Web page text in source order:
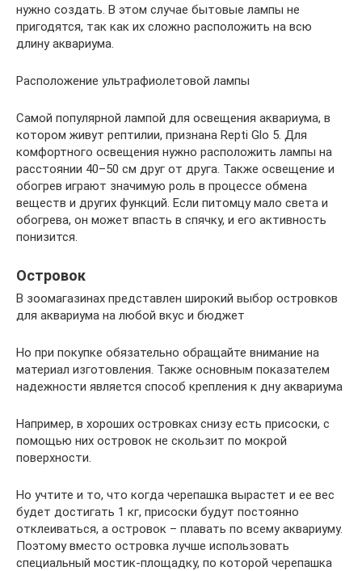
нужно создать. В этом случае бытовые лампы не
пригодятся, так как их сложно расположить на всю
длину аквариума.
Расположение ультрафиолетовой лампы
Самой популярной лампой для освещения аквариума, в
котором живут рептилии, признана Repti Glo 5. Для
комфортного освещения нужно расположить лампы на
расстоянии 40–50 см друг от друга. Также освещение и
обогрев играют значимую роль в процессе обмена
веществ и других функций. Если питомцу мало света и
обогрева, он может впасть в спячку, и его активность
понизится.
Островок
В зоомагазинах представлен широкий выбор островков
для аквариума на любой вкус и бюджет
Но при покупке обязательно обращайте внимание на
материал изготовления. Также основным показателем
надежности является способ крепления к дну аквариума
Например, в хороших островках снизу есть присоски, с
помощью них островок не скользит по мокрой
поверхности.
Но учтите и то, что когда черепашка вырастет и ее вес
будет достигать 1 кг, присоски будут постоянно
отклеиваться, а островок – плавать по всему аквариуму.
Поэтому вместо островка лучше использовать
специальный мостик-площадку, по которой черепашка